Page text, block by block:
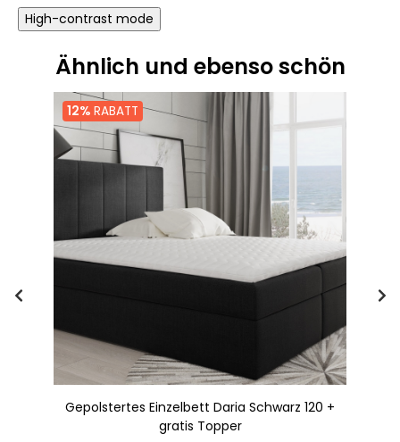
High-contrast mode
Ähnlich und ebenso schön
12% RABATT
Gepolstertes Einzelbett Daria Schwarz 120 +
gratis Topper